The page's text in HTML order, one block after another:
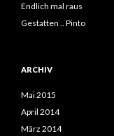
Endlich mal raus
Gestatten .. Pinto
ARCHIV
Mai 2015
April 2014
März 2014